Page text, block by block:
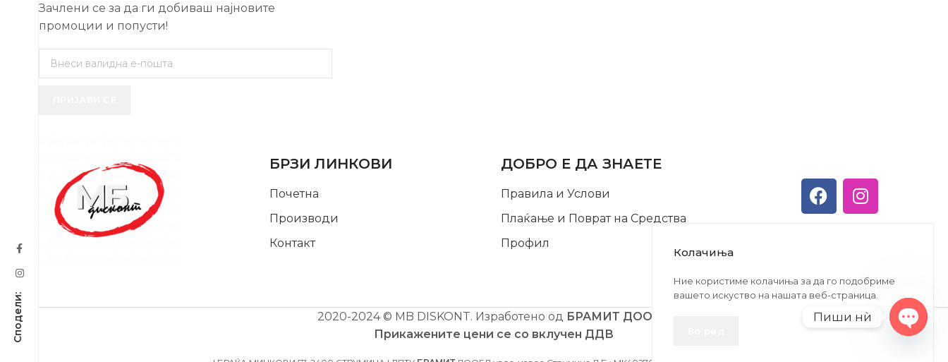
Зачлени се за да ги добиваш најновите
промоции и попусти!
БРЗИ ЛИНКОВИ
Почетна
Производи
Контакт
ДОБРО Е ДА ЗНАЕТЕ
Правила и Услови
Плаќање и Поврат на Средства
Профил
2020-2024 © MB DISKONT. Изработено од БРАМИТ ДООЕЛ
Прикажените цени се со вклучен ДДВ
Колачиња
Ние користиме колачиња за да го подобриме
вашето искуство на нашата веб-страница.
Пиши нѝ